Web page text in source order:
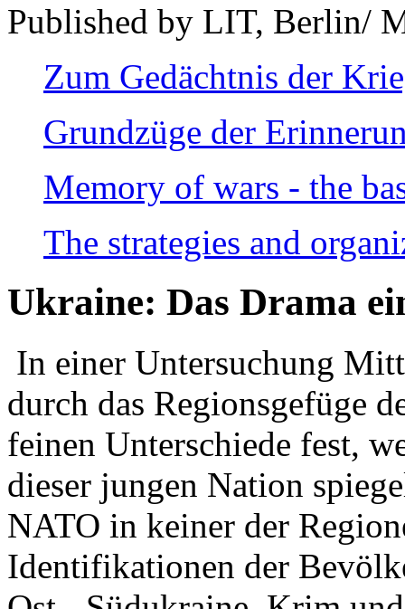
Published by LIT, Berlin/
Zum Gedächtnis der
Grundzüge der
Memory of wars - the
The strategies and
Ukraine: Das Drama
In einer Untersuchung
durch das Regionsgefüge
feinen Unterschiede fest,
dieser jungen Nation
NATO in keiner der
Identifikationen der